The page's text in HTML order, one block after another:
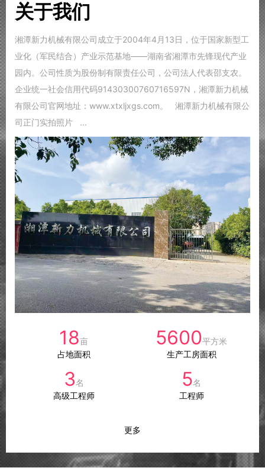
关于我们
湘潭新力机械有限公司成立于2004年4月13日，位于国家新型工
业化（军民结合）产业示范基地——湖南省湘潭市先锋现代产业
园内。公司性质为股份制有限责任公司，公司法人代表邵支农。
企业统一社会信用代码91430300760716597N，湘潭新力机械
有限公司官网地址：www.xtxljxgs.com。 湘潭新力机械有限公
司正门实拍照片 ...
18亩
占地面积
5600平方米
生产工房面积
3名
高级工程师
5名
工程师
更多